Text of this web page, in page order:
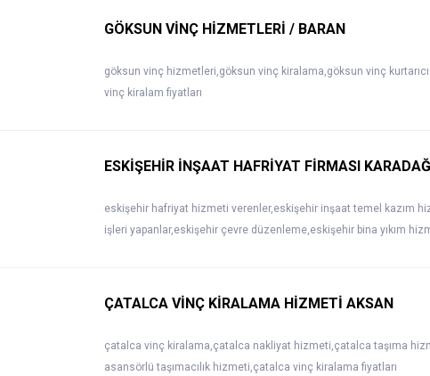
GÖKSUN VİNÇ HİZMETLERİ / BARAN
göksun vinç hizmetleri,göksun vinç kiralama,göksun vinç
vinç kiralam fiyatları
ESKİŞEHİR İNŞAAT HAFRİYAT FİRMASI
eskişehir hafriyat hizmeti verenler,eskişehir inşaat temel kazım
işleri yapanlar,eskişehir çevre düzenleme,eskişehir bina yıkım
ÇATALCA VİNÇ KİRALAMA HİZMETİ AKSAN
çatalca vinç kiralama,çatalca nakliyat hizmeti,çatalca taşıma
asansörlü taşımacılık hizmeti,çatalca vinç kiralama fiyatları